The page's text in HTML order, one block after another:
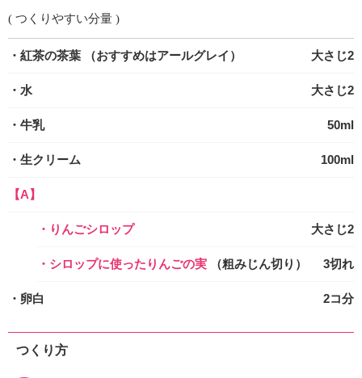
( つくりやすい分量 )
・紅茶の茶葉 （おすすめはアールグレイ） 大さじ2
・水 大さじ2
・牛乳 50ml
・生クリーム 100ml
【A】
・りんごシロップ 大さじ2
・シロップに使ったりんごの実 （粗みじん切り） 3切れ
・卵白 2コ分
つくり方